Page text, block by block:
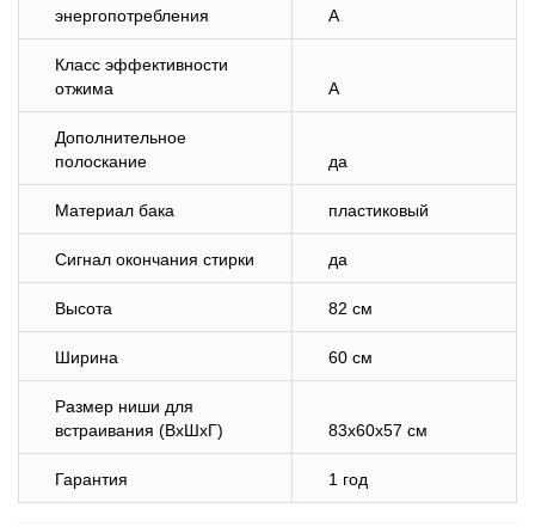
энергопотребления
A
Класс эффективности
отжима
A
Дополнительное
полоскание
да
Материал бака пластиковый
Сигнал окончания стирки да
Высота 82 см
Ширина 60 см
Размер ниши для
встраивания (ВхШхГ)
83x60x57 см
Гарантия 1 год